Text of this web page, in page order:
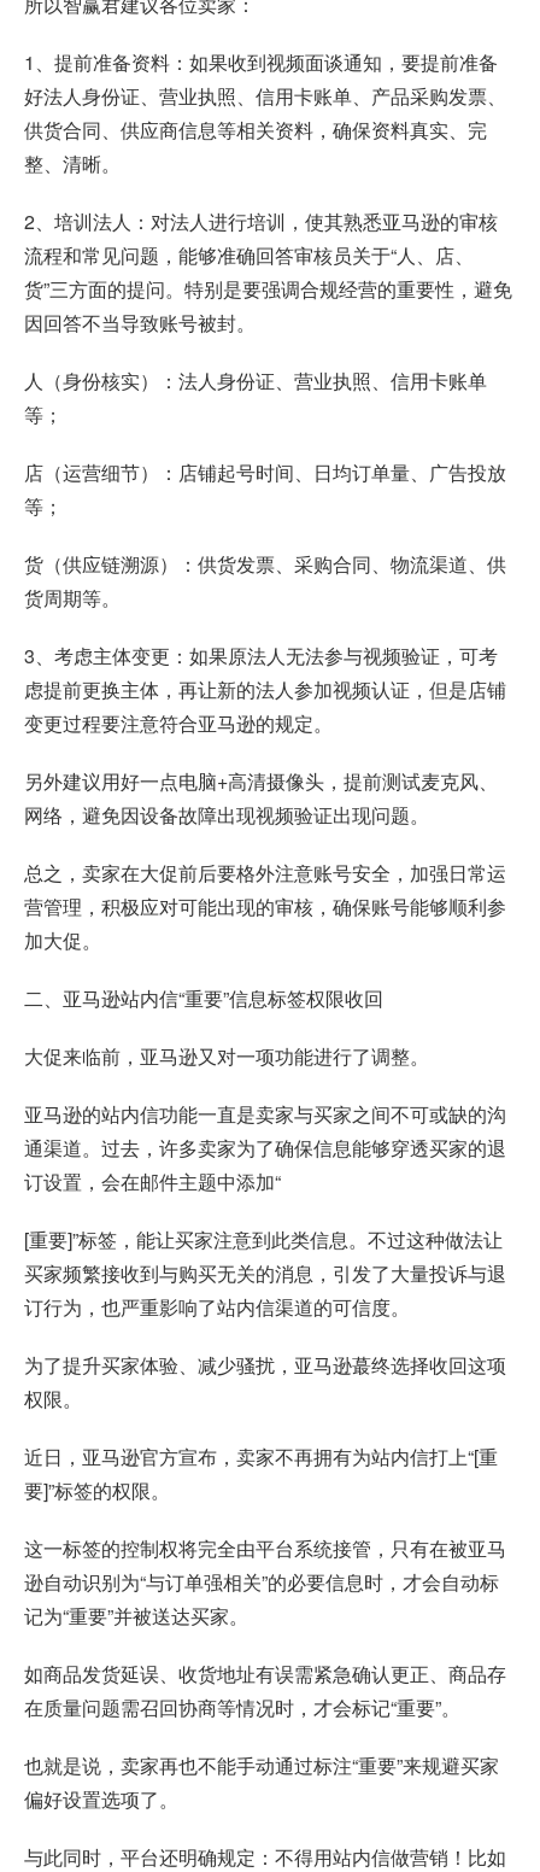
1、提前准备资料：如果收到视频面谈通知，要提前准备
好法人身份证、营业执照、信用卡账单、产品采购发票、
供货合同、供应商信息等相关资料，确保资料真实、完
整、清晰。
2、培训法人：对法人进行培训，使其熟悉亚马逊的审核
流程和常见问题，能够准确回答审核员关于“人、店、
货”三方面的提问。特别是要强调合规经营的重要性，避免
因回答不当导致账号被封。
人（身份核实）：法人身份证、营业执照、信用卡账单
等；
店（运营细节）：店铺起号时间、日均订单量、广告投放
等；
货（供应链溯源）：供货发票、采购合同、物流渠道、供
货周期等。
3、考虑主体变更：如果原法人无法参与视频验证，可考
虑提前更换主体，再让新的法人参加视频认证，但是店铺
变更过程要注意符合亚马逊的规定。
另外建议用好一点电脑+高清摄像头，提前测试麦克风、
网络，避免因设备故障出现视频验证出现问题。
总之，卖家在大促前后要格外注意账号安全，加强日常运
营管理，积极应对可能出现的审核，确保账号能够顺利参
加大促。
二、亚马逊站内信“重要”信息标签权限收回
大促来临前，亚马逊又对一项功能进行了调整。
亚马逊的站内信功能一直是卖家与买家之间不可或缺的沟
通渠道。过去，许多卖家为了确保信息能够穿透买家的退
订设置，会在邮件主题中添加“
[重要]”标签，能让买家注意到此类信息。不过这种做法让
买家频繁接收到与购买无关的消息，引发了大量投诉与退
订行为，也严重影响了站内信渠道的可信度。
为了提升买家体验、减少骚扰，亚马逊蕞终选择收回这项
权限。
近日，亚马逊官方宣布，卖家不再拥有为站内信打上“[重
要]”标签的权限。
这一标签的控制权将完全由平台系统接管，只有在被亚马
逊自动识别为“与订单强相关”的必要信息时，才会自动标
记为“重要”并被送达买家。
如商品发货延误、收货地址有误需紧急确认更正、商品存
在质量问题需召回协商等情况时，才会标记“重要”。
也就是说，卖家再也不能手动通过标注“重要”来规避买家
偏好设置选项了。
与此同时，平台还明确规定：不得用站内信做营销！比如